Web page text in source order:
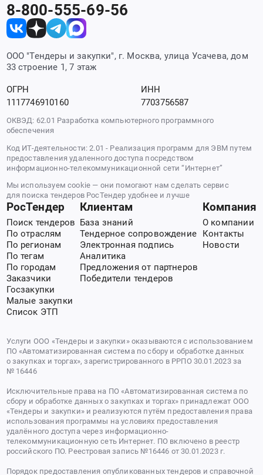
8-800-555-69-56
ООО "Тендеры и закупки", г. Москва, улица Усачева, дом
33 строение 1, 7 этаж
ОГРН
1117746910160
ИНН
7703756587
ОКВЭД: 62.01 Разработка компьютерного программного
обеспечения
Код ИТ-деятельности: 2.01 - Реализация программ для ЭВМ путем
предоставления удаленного доступа посредством
информационно-телекоммуникационной сети “Интернет”
Мы используем cookie — они помогают нам сделать сервис
для поиска тендеров РосТендер удобнее и лучше
РосТендер
Поиск тендеров
По отраслям
По регионам
По тегам
По городам
Заказчики
Госзакупки
Малые закупки
Список ЭТП
Клиентам
База знаний
Тендерное сопровождение
Электронная подпись
Аналитика
Предложения от партнеров
Победители тендеров
Компания
О компании
Контакты
Новости
Услуги ООО «Тендеры и закупки» оказываются с использованием
ПО «Автоматизированная система по сбору и обработке данных
о закупках и торгах», зарегистрированного в РРПО 30.01.2023 за
№ 16446
Исключительные права на ПО «Автоматизированная система по
сбору и обработке данных о закупках и торгах» принадлежат ООО
«Тендеры и закупки» и реализуются путём предоставления права
использования программы на условиях предоставления
удалённого доступа через информационно-
телекоммуникационную сеть Интернет. ПО включено в реестр
российского ПО. Реестровая запись №16446 от 30.01.2023 г.
Порядок предоставления опубликованных тендеров и справочной